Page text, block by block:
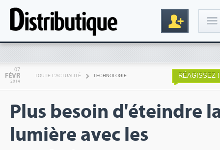
07
FÉVR
2014
TOUTE L'ACTUALITÉ TECHNOLOGIE RÉAGISSEZ !
Plus besoin d'éteindre
lumière avec les